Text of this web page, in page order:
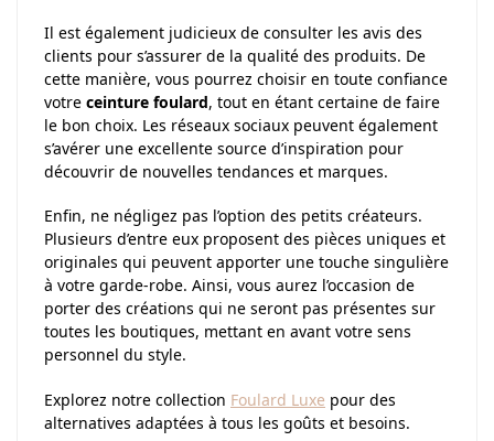
Il est également judicieux de consulter les avis des
clients pour s’assurer de la qualité des produits. De
cette manière, vous pourrez choisir en toute confiance
votre ceinture foulard, tout en étant certaine de faire
le bon choix. Les réseaux sociaux peuvent également
s’avérer une excellente source d’inspiration pour
découvrir de nouvelles tendances et marques.
Enfin, ne négligez pas l’option des petits créateurs.
Plusieurs d’entre eux proposent des pièces uniques et
originales qui peuvent apporter une touche singulière
à votre garde-robe. Ainsi, vous aurez l’occasion de
porter des créations qui ne seront pas présentes sur
toutes les boutiques, mettant en avant votre sens
personnel du style.
Explorez notre collection Foulard Luxe pour des
alternatives adaptées à tous les goûts et besoins.